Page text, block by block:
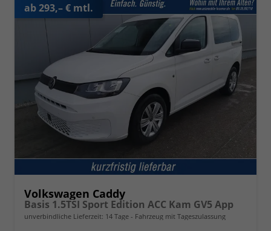
ab 293,– € mtl.
Volkswagen Caddy
Basis 1.5TSI Sport Edition ACC Kam GV5 App
unverbindliche Lieferzeit: 14 Tage Fahrzeug mit Tageszulassung